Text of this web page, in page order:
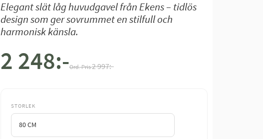
Elegant slät låg huvudgavel från Ekens – tidlös
design som ger sovrummet en stilfull och
harmonisk känsla.
Nedsatt pris:
2 248:- 2 997:-
STORLEK